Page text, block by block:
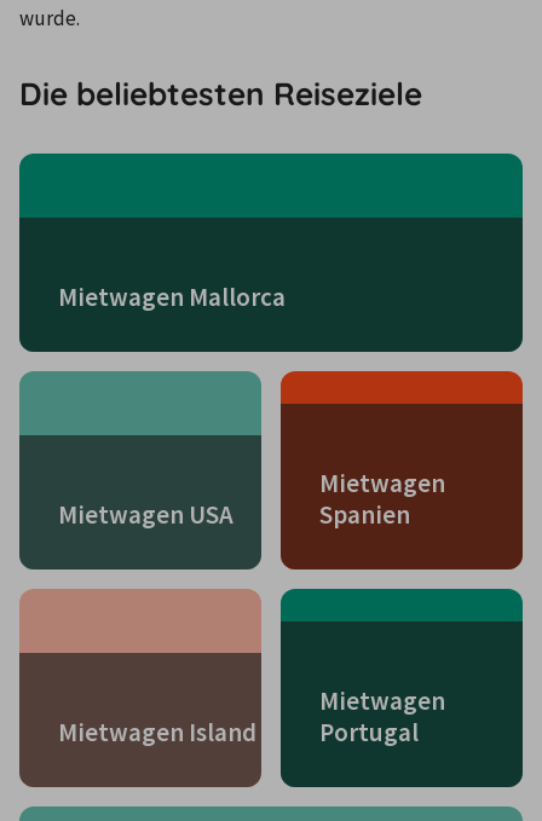
wurde.
Die beliebtesten Reiseziele
Mietwagen Mallorca
Mietwagen USA
Mietwagen
Spanien
Mietwagen Island
Mietwagen
Portugal